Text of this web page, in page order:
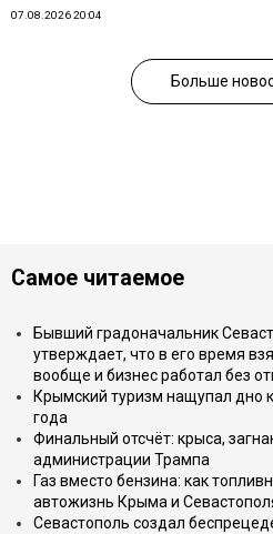
07.08.2026 20:04
Больше
Самое читаемое
Бывший градоначальник
утверждает, что в его время
вообще и бизнес работал без
Крымский туризм нащупал дно
года
Финальный отсчёт: крыса,
администрации Трампа
Газ вместо бензина: как
автожизнь Крыма и
Севастополь создал